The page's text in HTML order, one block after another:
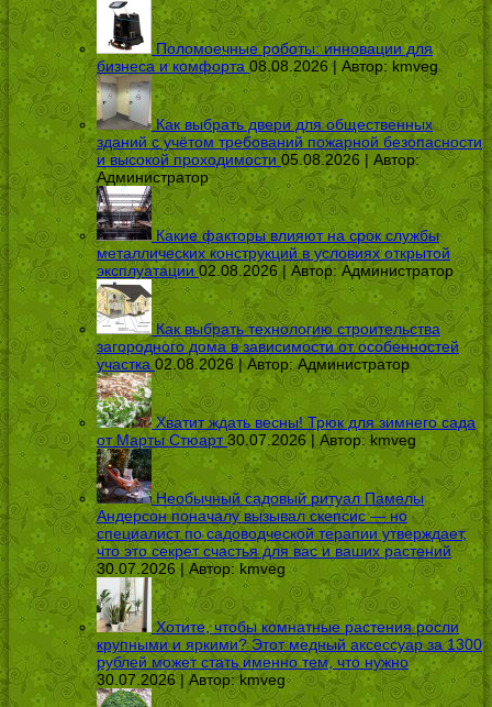
Поломоечные роботы: инновации для
бизнеса и комфорта 08.08.2026 | Автор: kmveg
Как выбрать двери для общественных
зданий с учётом требований пожарной безопасности
и высокой проходимости 05.08.2026 | Автор:
Администратор
Какие факторы влияют на срок службы
металлических конструкций в условиях открытой
эксплуатации 02.08.2026 | Автор:Администратор
Как выбрать технологию строительства
загородного дома в зависимости от особенностей
участка 02.08.2026 | Автор:Администратор
Хватит ждать весны! Трюк для зимнего сада
от Марты Стюарт 30.07.2026 | Автор:kmveg
Необычный садовый ритуал Памелы
Андерсон поначалу вызывал скепсис — но
специалист по садоводческой терапии утверждает,
что это секрет счастья для вас и ваших растений
30.07.2026 | Автор: kmveg
Хотите, чтобы комнатные растения росли
крупными и яркими? Этот медный аксессуар за 1300
рублей может стать именно тем, что нужно
30.07.2026 | Автор:kmveg